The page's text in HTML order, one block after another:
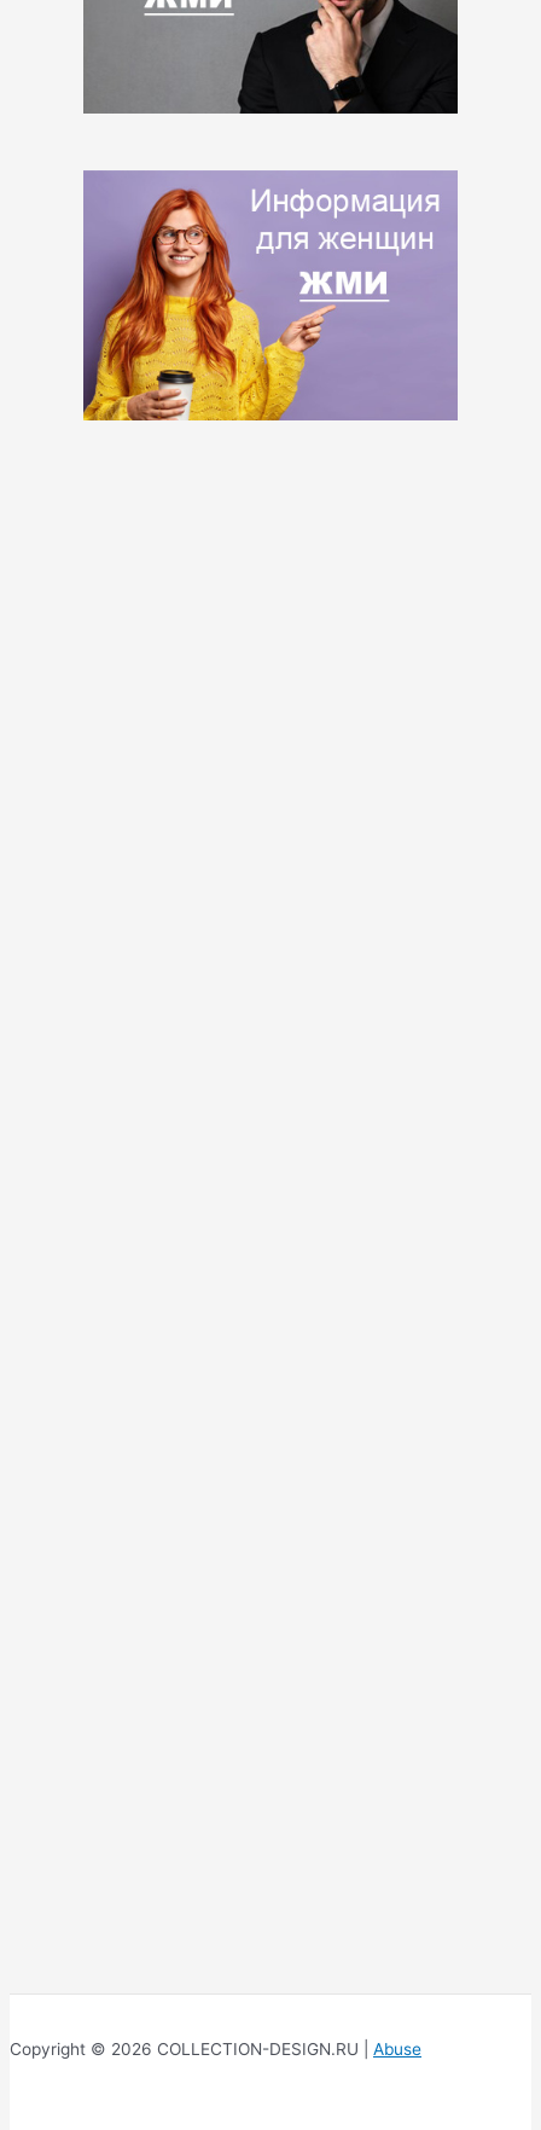
Copyright © 2026 COLLECTION-DESIGN.RU | Abuse